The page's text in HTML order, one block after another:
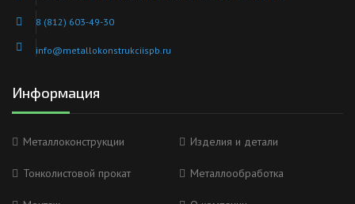
8 (812) 603-49-30
info@metallokonstrukciispb.ru
Информация
Металлоконструкции Изделия и детали
Тонколистовой прокат Металлообработка